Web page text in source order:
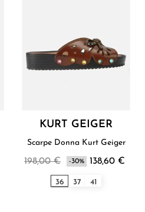
KURT GEIGER
Scarpe Donna Kurt Geiger
198,00 € -30% 138,60 €
36 37 41